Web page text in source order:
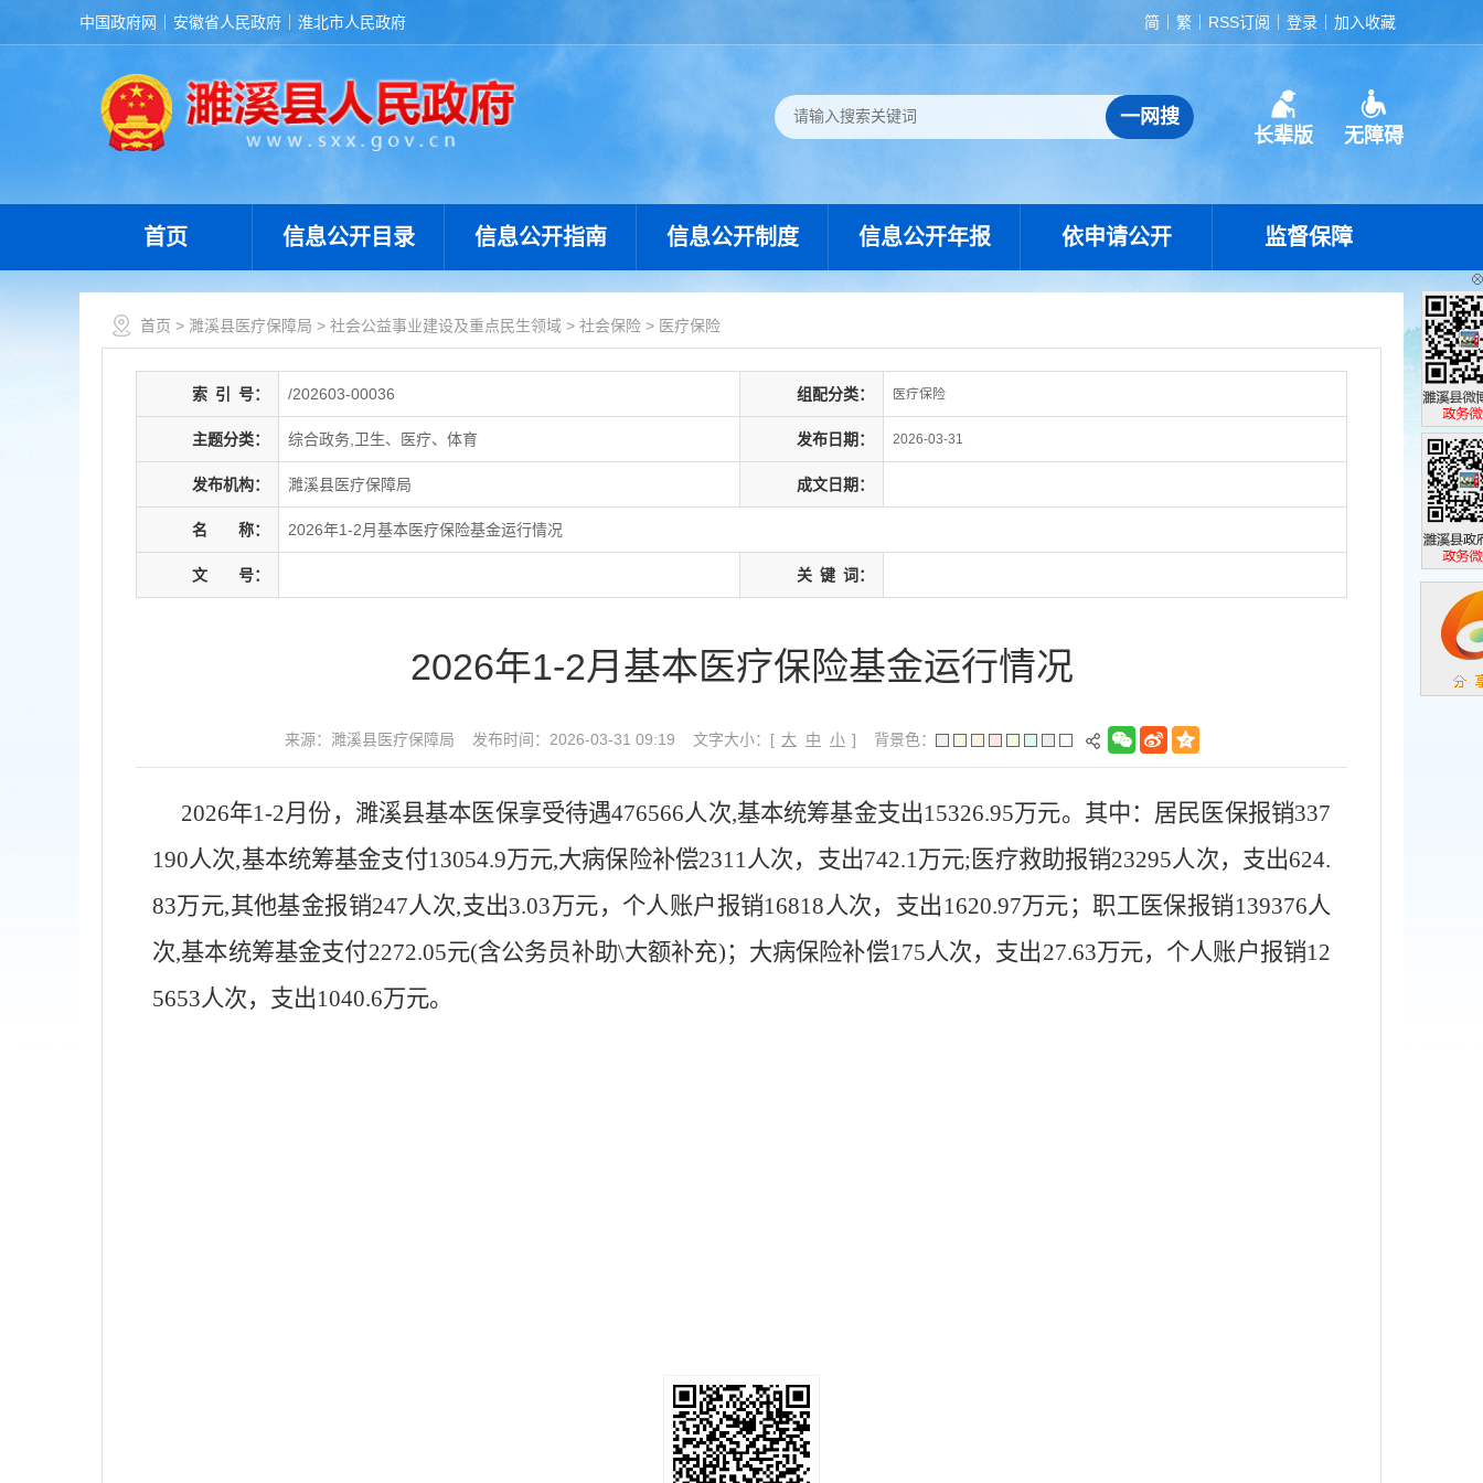
中国政府网 安徽省人民政府 淮北市人民政府 简 繁 RSS订阅 登录 加入收藏
长辈版 无障碍
首页 信息公开目录 信息公开指南 信息公开制度 信息公开年报 依申请公开 监督保障
首页 > 濉溪县医疗保障局 > 社会公益事业建设及重点民生领域 > 社会保险 > 医疗保险
索 引 号： /202603-00036 组配分类： 医疗保险
主题分类： 综合政务,卫生、医疗、体育 发布日期： 2026-03-31
发布机构： 濉溪县医疗保障局 成文日期：
名 称： 2026年1-2月基本医疗保险基金运行情况
文 号： 关 键 词：
2026年1-2月基本医疗保险基金运行情况
来源：濉溪县医疗保障局 发布时间：2026-03-31 09:19 文字大小：[ 大 中 小 ] 背景色：
2026年1-2月份，濉溪县基本医保享受待遇476566人次,基本统筹基金支出15326.95万元。其中：居民医保报销337
190人次,基本统筹基金支付13054.9万元,大病保险补偿2311人次，支出742.1万元; 医疗救助报销23295人次，支出624.
83万元,其他基金报销247人次,支出3.03万元，个人账户报销16818人次，支出 1620.97万元；职工医保报销139376人
次,基本统筹基金支付2272.05元(含公务员补助\大额补充)；大病保险补偿175人次，支出27.63万元，个人账户报销12
5653人次，支出1040.6万元。
濉溪县政
政务微博
濉溪县政
政务微信